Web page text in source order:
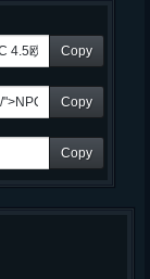
Copy
Copy
Copy